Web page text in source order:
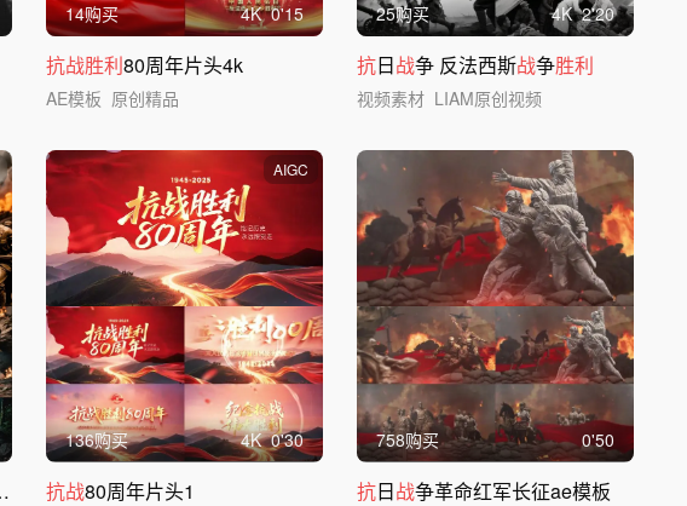
14购买 4K 0'15
抗战胜利80周年片头4k
AE模板 原创精品
25购买 4K 2'20
抗日战争 反法西斯战争胜利
视频素材 LIAM原创视频
战斗
AIGC
136购买 4K 0'30
抗战80周年片头1
758购买 0'50
抗日战争革命红军长征ae模板